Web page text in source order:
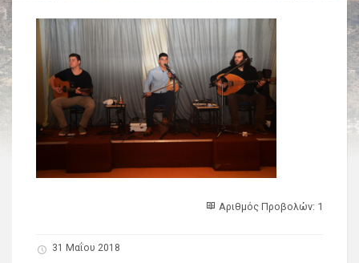
Αριθμός Προβολών: 1
31 Μαΐου 2018